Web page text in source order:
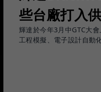
些台廠打入
輝達於今年3月中GTC大
工程模擬、電子設計自動